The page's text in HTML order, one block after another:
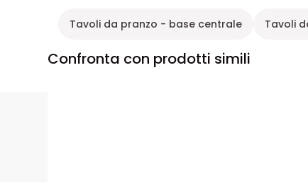
Tavoli da pranzo - base centrale Tavoli
Confronta con prodotti simili